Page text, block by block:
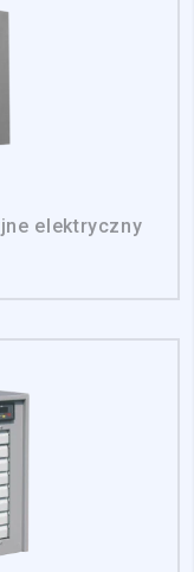
elektryczny